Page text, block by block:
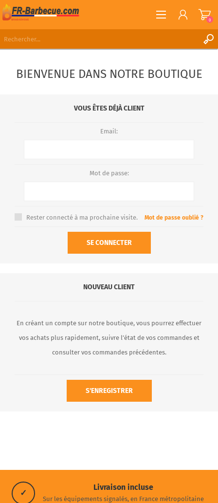
CONNEXION
0
BIENVENUE DANS NOTRE BOUTIQUE
VOUS ÊTES DÉJÀ CLIENT
Email:
Mot de passe:
Rester connecté à ma prochaine visite. Mot de passe oublié ?
SE CONNECTER
NOUVEAU CLIENT
En créant un compte sur notre boutique, vous pourrez effectuer
vos achats plus rapidement, suivre l’état de vos commandes et
consulter vos commandes précédentes.
S'ENREGISTRER
✓
Livraison incluse
Sur les équipements signalés, en France métropolitaine